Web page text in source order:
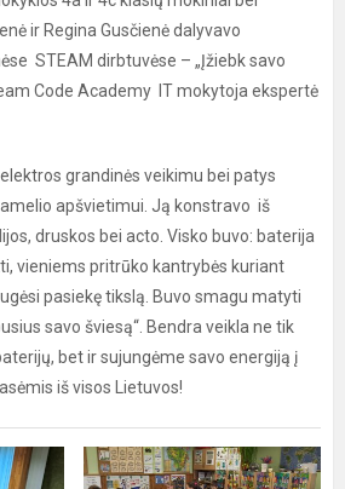
ir Regina Gusčienė dalyvavo
STEAM dirbtuvėse – „Įžiebk savo
Code Academy IT mokytoja ekspertė
grandinės veikimu bei patys
apšvietimui. Ją konstravo iš
druskos bei acto. Visko buvo: baterija
vieniems pritrūko kantrybės kuriant
pasiekę tikslą. Buvo smagu matyti
savo šviesą“. Bendra veikla ne tik
bet ir sujungėme savo energiją į
iš visos Lietuvos!